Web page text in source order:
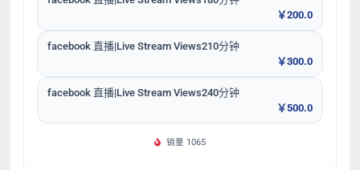
￥200.0
facebook 直播|Live Stream Views210分钟
￥300.0
facebook 直播|Live Stream Views240分钟
￥500.0
销量 1065